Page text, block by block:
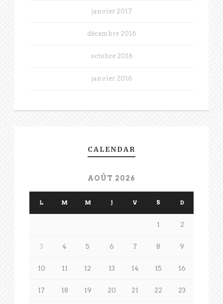
janvier 2017
décembre 2016
octobre 2016
janvier 2016
CALENDAR
AOÛT 2026
L M M J V S D
1 2
3 4 5 6 7 8 9
10 11 12 13 14 15 16
17 18 19 20 21 22 23